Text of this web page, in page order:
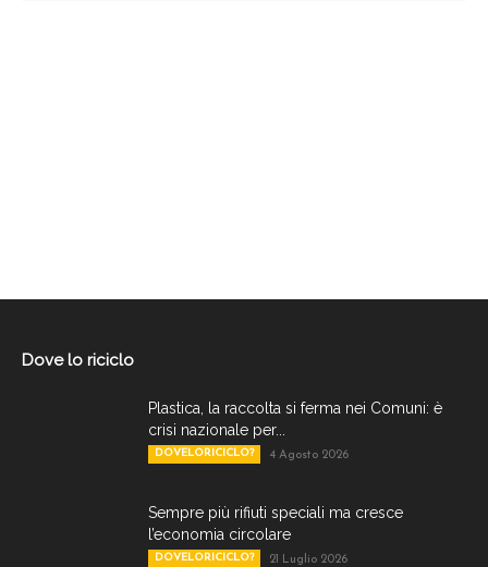
Dove lo riciclo
Plastica, la raccolta si ferma nei Comuni: è
crisi nazionale per...
DOVELORICICLO? 4 Agosto 2026
Sempre più rifiuti speciali ma cresce
l’economia circolare
DOVELORICICLO? 21 Luglio 2026